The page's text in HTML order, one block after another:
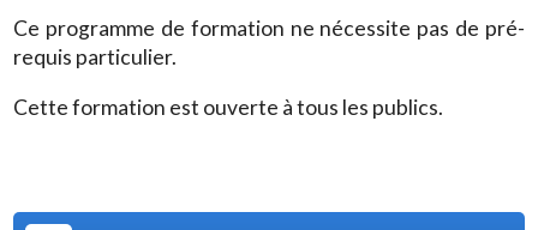
Ce programme de formation ne nécessite pas de pré-
requis particulier.
Cette formation est ouverte à tous les publics.